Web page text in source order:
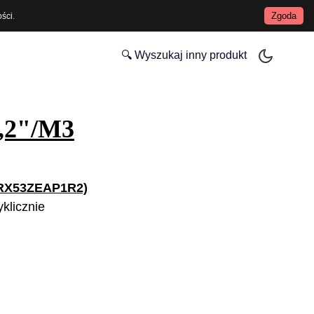
Zgoda
🔍 Wyszukaj inny produkt
M3